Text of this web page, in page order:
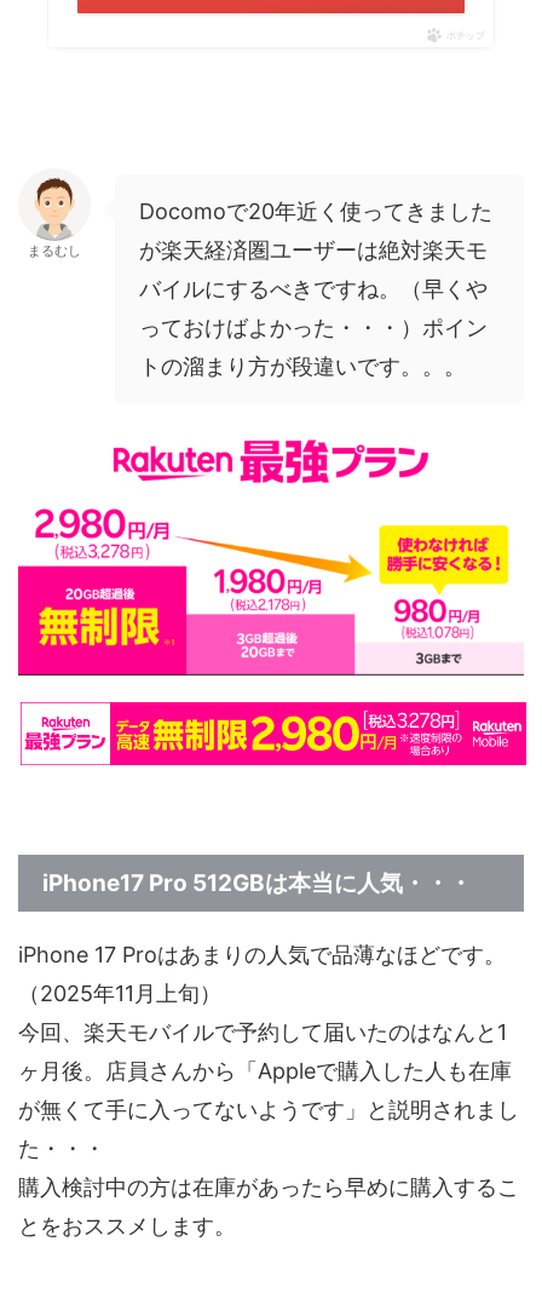
ポチップ
まるむし
Docomoで20年近く使ってきました
が楽天経済圏ユーザーは絶対楽天モ
バイルにするべきですね。（早くや
っておけばよかった・・・）ポイン
トの溜まり方が段違いです。。。
iPhone17 Pro 512GBは本当に人気・・・
iPhone 17 Proはあまりの人気で品薄なほどです。
（2025年11月上旬）
今回、楽天モバイルで予約して届いたのはなんと1
ヶ月後。店員さんから「Appleで購入した人も在庫
が無くて手に入ってないようです」と説明されまし
た・・・
購入検討中の方は在庫があったら早めに購入するこ
とをおススメします。